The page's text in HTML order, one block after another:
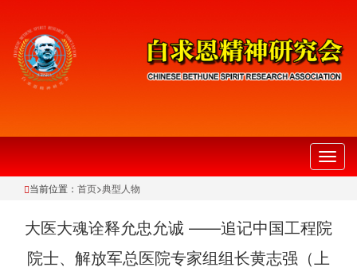
切
换
当前位置： 首页>典型人物
大医大魂诠释允忠允诚 ——追记中国工程院
院士、解放军总医院专家组组长黄志强（上